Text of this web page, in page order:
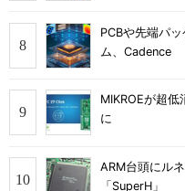
PCBや先端パ
ム、Cadence
MIKROEが超
に
ARM台頭にル
「SuperH」